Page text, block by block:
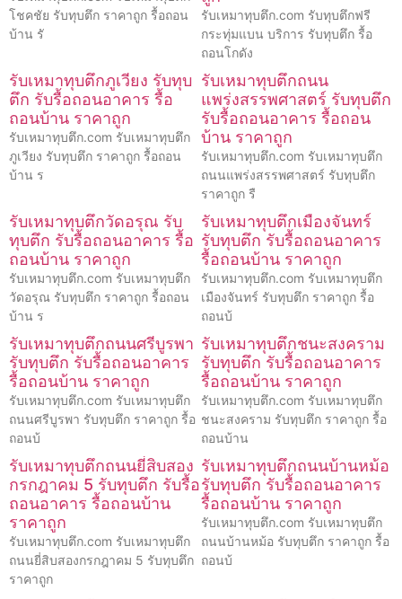
โชคชัย รับทุบตึก ราคาถูก รื้อถอน
บ้าน รั
รับเหมาทุบตึก.com รับทุบตึกฟรี
กระทุ่มแบน บริการ รับทุบตึก รื้อ
ถอนโกดัง
รับเหมาทุบตึกภูเวียง รับทุบ
ตึก รับรื้อถอนอาคาร รื้อ
ถอนบ้าน ราคาถูก
รับเหมาทุบตึก.com รับเหมาทุบตึก
ภูเวียง รับทุบตึก ราคาถูก รื้อถอน
บ้าน ร
รับเหมาทุบตึกถนน
แพร่งสรรพศาสตร์ รับทุบตึก
รับรื้อถอนอาคาร รื้อถอน
บ้าน ราคาถูก
รับเหมาทุบตึก.com รับเหมาทุบตึก
ถนนแพร่งสรรพศาสตร์ รับทุบตึก
ราคาถูก รื
รับเหมาทุบตึกวัดอรุณ รับ
ทุบตึก รับรื้อถอนอาคาร รื้อ
ถอนบ้าน ราคาถูก
รับเหมาทุบตึก.com รับเหมาทุบตึก
วัดอรุณ รับทุบตึก ราคาถูก รื้อถอน
บ้าน ร
รับเหมาทุบตึกเมืองจันทร์
รับทุบตึก รับรื้อถอนอาคาร
รื้อถอนบ้าน ราคาถูก
รับเหมาทุบตึก.com รับเหมาทุบตึก
เมืองจันทร์ รับทุบตึก ราคาถูก รื้อ
ถอนบ้
รับเหมาทุบตึกถนนศรีบูรพา
รับทุบตึก รับรื้อถอนอาคาร
รื้อถอนบ้าน ราคาถูก
รับเหมาทุบตึก.com รับเหมาทุบตึก
ถนนศรีบูรพา รับทุบตึก ราคาถูก รื้อ
ถอนบ้
รับเหมาทุบตึกชนะสงคราม
รับทุบตึก รับรื้อถอนอาคาร
รื้อถอนบ้าน ราคาถูก
รับเหมาทุบตึก.com รับเหมาทุบตึก
ชนะสงคราม รับทุบตึก ราคาถูก รื้อ
ถอนบ้าน
รับเหมาทุบตึกถนนยี่สิบสอง
กรกฎาคม 5 รับทุบตึก รับรื้อ
ถอนอาคาร รื้อถอนบ้าน
ราคาถูก
รับเหมาทุบตึก.com รับเหมาทุบตึก
ถนนยี่สิบสองกรกฎาคม 5 รับทุบตึก
ราคาถูก
รับเหมาทุบตึกถนนบ้านหม้อ
รับทุบตึก รับรื้อถอนอาคาร
รื้อถอนบ้าน ราคาถูก
รับเหมาทุบตึก.com รับเหมาทุบตึก
ถนนบ้านหม้อ รับทุบตึก ราคาถูก รื้อ
ถอนบ้